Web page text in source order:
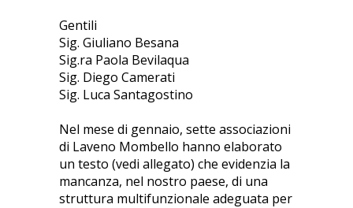
Gentili
Sig. Giuliano Besana
Sig.ra Paola Bevilaqua
Sig. Diego Camerati
Sig. Luca Santagostino
Nel mese di gennaio, sette associazioni
di Laveno Mombello hanno elaborato
un testo (vedi allegato) che evidenzia la
mancanza, nel nostro paese, di una
struttura multifunzionale adeguata per